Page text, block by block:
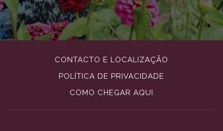
CONTACTO E LOCALIZAÇÃO
POLÍTICA DE PRIVACIDADE
COMO CHEGAR AQUI